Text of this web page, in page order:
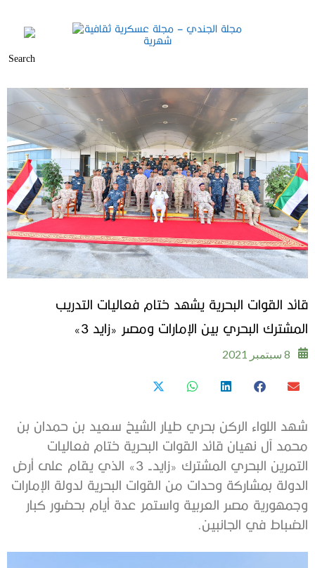
قائد القوات البحرية يشهد ختام فعاليات التدريب
المشترك البحري بين الإمارات ومصر «زايد 3»
8 سبتمبر 2021
شهد اللواء الركن بحري طيار الشيخ سعيد بن حمدان بن
محمد آل نهيان قائد القوات البحرية ختام فعاليات
التمرين البحري المشترك «زايد- 3» الذي يقام على أرض
الدولة بمشاركة وحدات من القوات البحرية لدولة الإمارات
وجمهورية مصر العربية واستمر عدة أيام بحضور كبار
الضباط في الجانبين.